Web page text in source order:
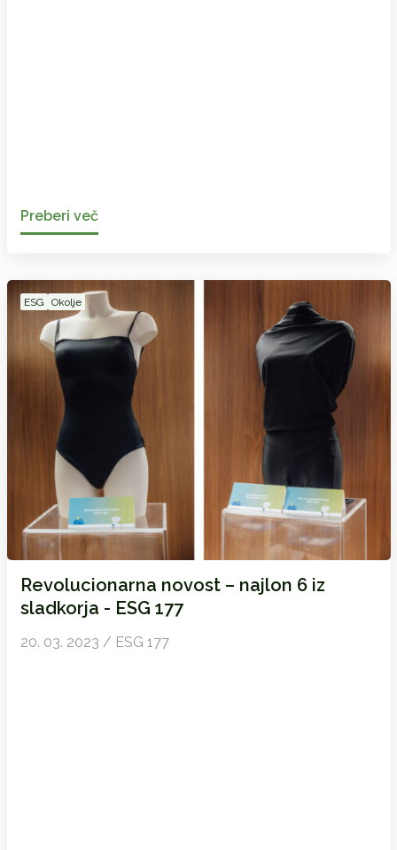
Preberi več
ESG Okolje
Revolucionarna novost – najlon 6 iz
sladkorja - ESG 177
20. 03. 2023 / ESG 177